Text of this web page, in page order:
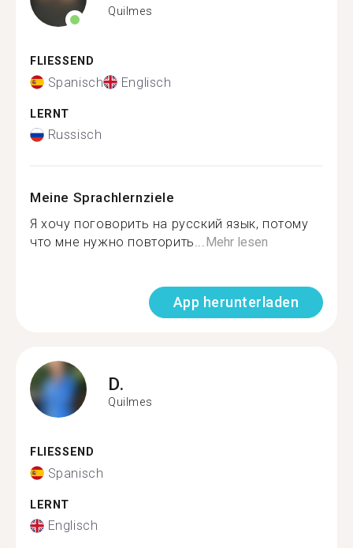
Quilmes
FLIESSEND
Spanisch Englisch
LERNT
Russisch
Meine Sprachlernziele
Я хочу поговорить на русский язык, потому
что мне нужно повторить...Mehr lesen
App herunterladen
D.
Quilmes
FLIESSEND
Spanisch
LERNT
Englisch